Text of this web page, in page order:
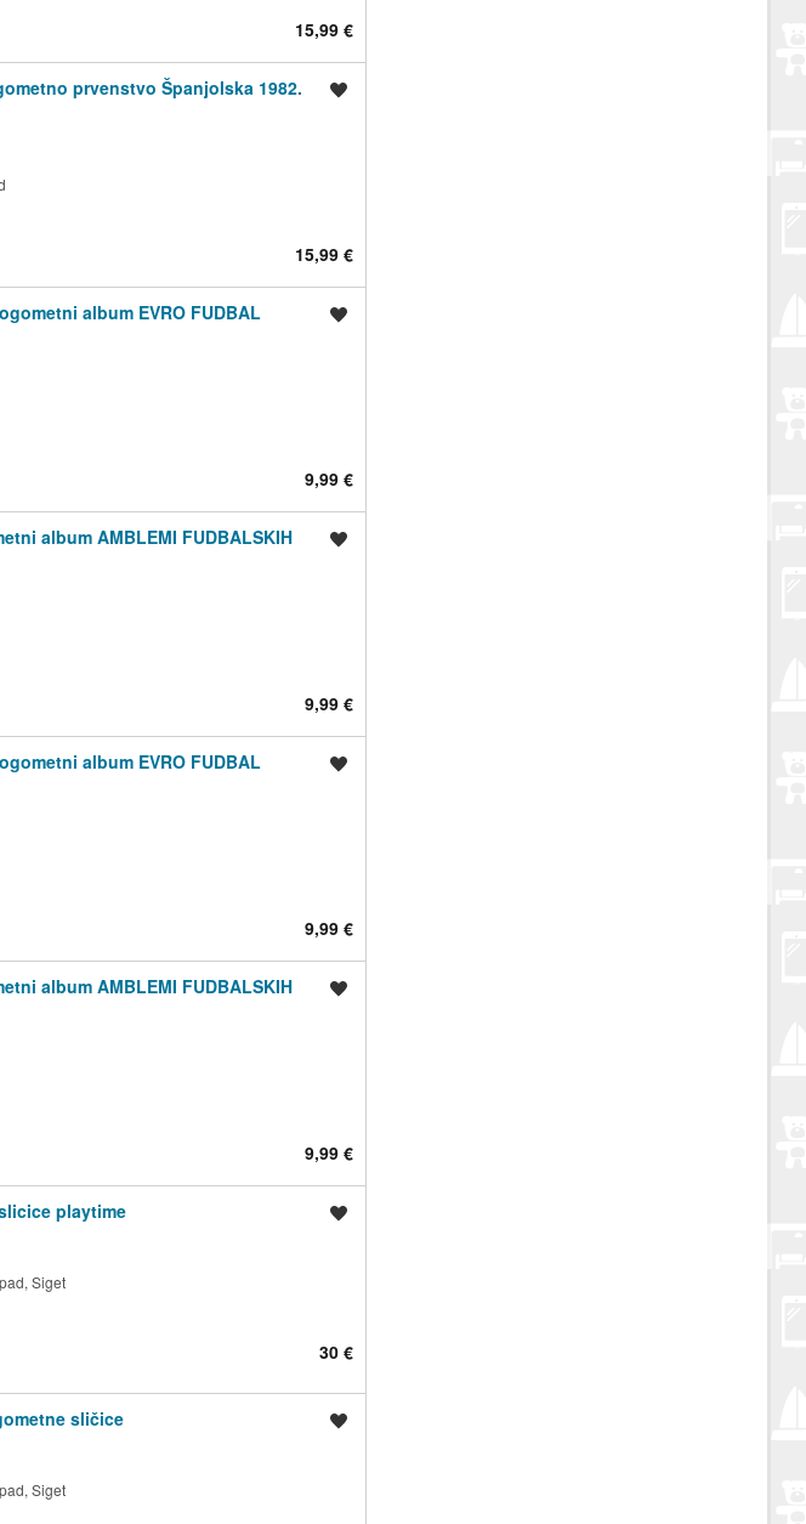
15,99 €
prvenstvo Španjolska 1982.
15,99 €
album EVRO FUDBAL
9,99 €
album AMBLEMI FUDBALSKIH
9,99 €
album EVRO FUDBAL
9,99 €
album AMBLEMI FUDBALSKIH
9,99 €
playtime
Siget
30 €
sličice
Siget